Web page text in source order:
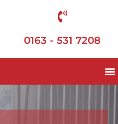
0163 - 531 7208